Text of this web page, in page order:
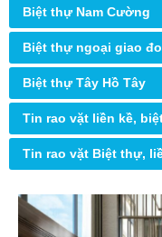
Biệt thự Nam Cường
Biệt thự ngoại giao
Biệt thự Tây Hồ Tây
Tin rao vặt liền kề,
Tin rao vặt Biệt thự,